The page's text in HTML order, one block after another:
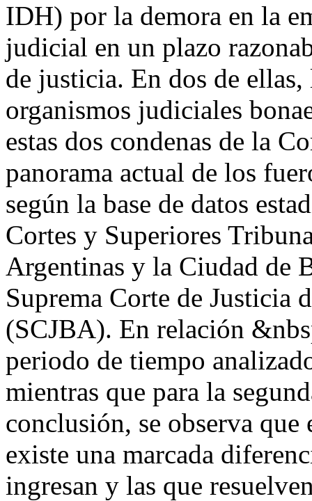
IDH) por la demora en la
judicial en un plazo
de justicia. En dos de
organismos judiciales
estas dos condenas de la
panorama actual de los
según la base de datos
Cortes y Superiores
Argentinas y la Ciudad de
Suprema Corte de Justicia
(SCJBA). En relación
periodo de tiempo
mientras que para la
conclusión, se observa
existe una marcada
ingresan y las que